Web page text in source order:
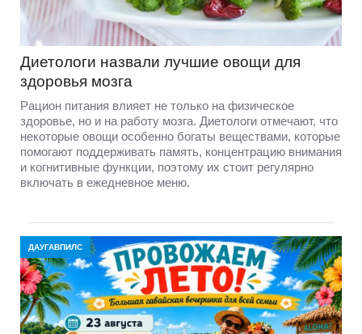
Диетологи назвали лучшие овощи для
здоровья мозга
Рацион питания влияет не только на физическое
здоровье, но и на работу мозга. Диетологи отмечают, что
некоторые овощи особенно богаты веществами, которые
помогают поддерживать память, концентрацию внимания
и когнитивные функции, поэтому их стоит регулярно
включать в ежедневное меню.
ДАУГАВПИЛС